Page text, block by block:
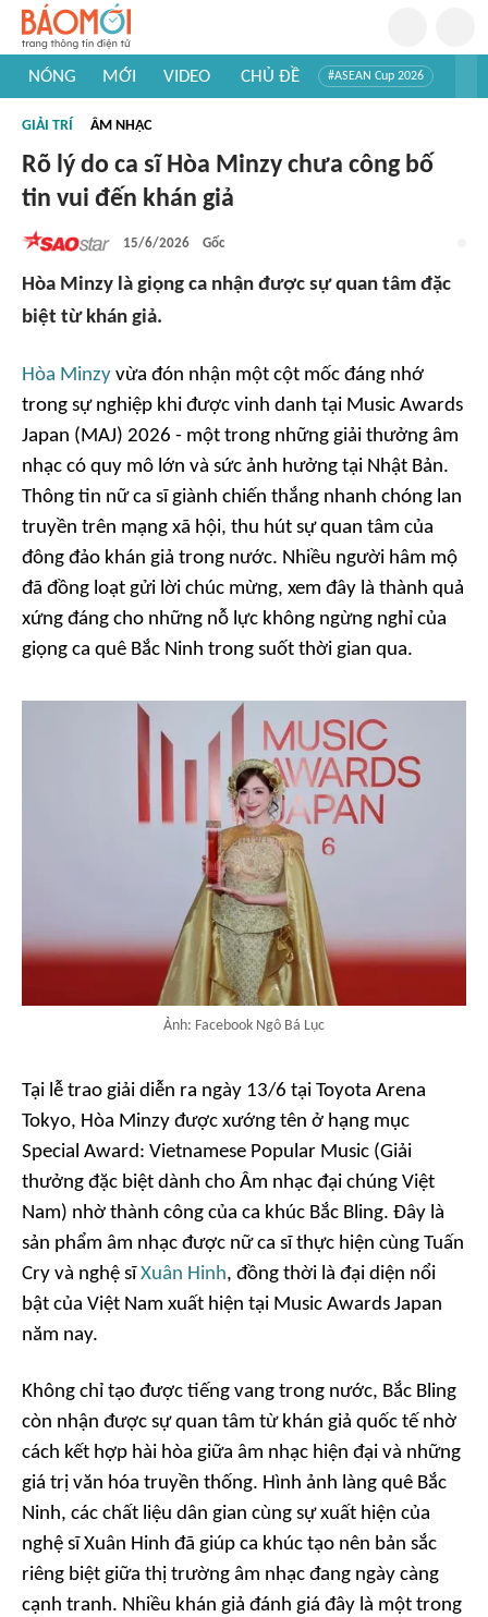
NÓNG MỚI VIDEO CHỦ ĐỀ #ASEAN Cup 2026
#Khám phá thế giới
GIẢI TRÍ ÂM NHẠC
Rõ lý do ca sĩ Hòa Minzy chưa công bố
tin vui đến khán giả
15/6/2026 Gốc
Hòa Minzy là giọng ca nhận được sự quan tâm đặc
biệt từ khán giả.
Hòa Minzy vừa đón nhận một cột mốc đáng nhớ
trong sự nghiệp khi được vinh danh tại Music Awards
Japan (MAJ) 2026 - một trong những giải thưởng âm
nhạc có quy mô lớn và sức ảnh hưởng tại Nhật Bản.
Thông tin nữ ca sĩ giành chiến thắng nhanh chóng lan
truyền trên mạng xã hội, thu hút sự quan tâm của
đông đảo khán giả trong nước. Nhiều người hâm mộ
đã đồng loạt gửi lời chúc mừng, xem đây là thành quả
xứng đáng cho những nỗ lực không ngừng nghỉ của
giọng ca quê Bắc Ninh trong suốt thời gian qua.
Ảnh: Facebook Ngô Bá Lục
Tại lễ trao giải diễn ra ngày 13/6 tại Toyota Arena
Tokyo, Hòa Minzy được xướng tên ở hạng mục
Special Award: Vietnamese Popular Music (Giải
thưởng đặc biệt dành cho Âm nhạc đại chúng Việt
Nam) nhờ thành công của ca khúc Bắc Bling. Đây là
sản phẩm âm nhạc được nữ ca sĩ thực hiện cùng Tuấn
Cry và nghệ sĩXuân Hinh, đồng thời là đại diện nổi
bật của Việt Nam xuất hiện tại Music Awards Japan
năm nay.
Không chỉ tạo được tiếng vang trong nước, Bắc Bling
còn nhận được sự quan tâm từ khán giả quốc tế nhờ
cách kết hợp hài hòa giữa âm nhạc hiện đại và những
giá trị văn hóa truyền thống. Hình ảnh làng quê Bắc
Ninh, các chất liệu dân gian cùng sự xuất hiện của
nghệ sĩ Xuân Hinh đã giúp ca khúc tạo nên bản sắc
riêng biệt giữa thị trường âm nhạc đang ngày càng
cạnh tranh. Nhiều khán giả đánh giá đây là một trong